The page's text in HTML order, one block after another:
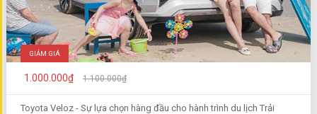
GIẢM GIÁ
1.000.000₫ 1.100.000₫
Toyota Veloz - Sự lựa chọn hàng đầu cho hành trình du lịch Trải